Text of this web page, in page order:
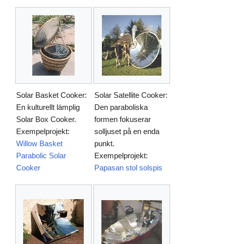
Solar Basket Cooker:
En kulturellt lämplig
Solar Box Cooker.
Exempelprojekt:
Willow Basket
Parabolic Solar
Cooker
Solar Satellite Cooker:
Den paraboliska
formen fokuserar
solljuset på en enda
punkt.
Exempelprojekt:
Papasan stol solspis